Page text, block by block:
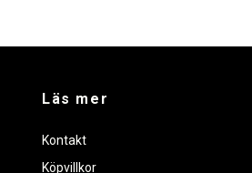
Läs mer
Kontakt
Köpvillkor